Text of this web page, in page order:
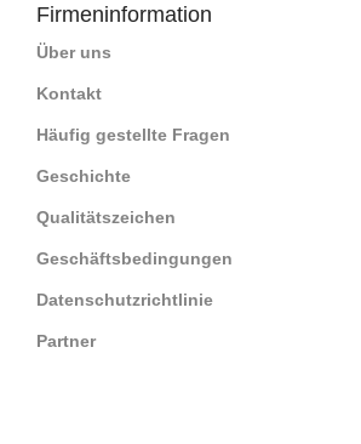
Firmeninformation
Über uns
Kontakt
Häufig gestellte Fragen
Geschichte
Qualitätszeichen
Geschäftsbedingungen
Datenschutzrichtlinie
Partner